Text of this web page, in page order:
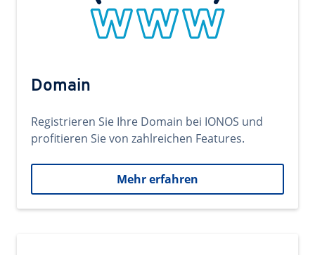
Domain
Registrieren Sie Ihre Domain bei IONOS und
profitieren Sie von zahlreichen Features.
Mehr erfahren